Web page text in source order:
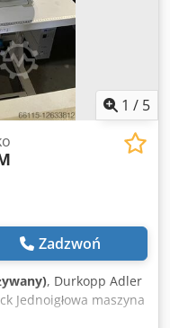
1 / 5
Zadzwoń
, Durkopp Adler
Jednoigłowa maszyna